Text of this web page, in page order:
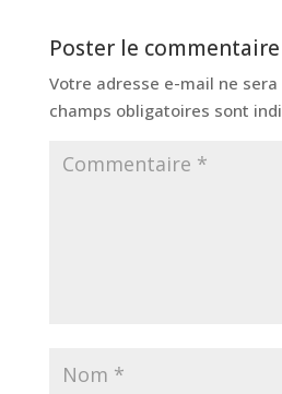
Poster le commentaire
Votre adresse e-mail ne sera
champs obligatoires sont